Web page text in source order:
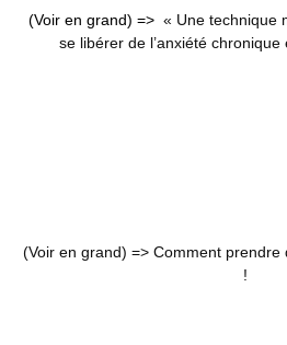
(Voir en grand) => « Une technique
se libérer de l’anxiété chronique
(Voir en grand) => Comment prendre
!